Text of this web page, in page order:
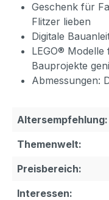
Geschenk für
Flitzer lieben
Digitale
LEGO®
Bauprojekte
Abmessungen:
Altersempfehlung:
Themenwelt:
Preisbereich:
Interessen: